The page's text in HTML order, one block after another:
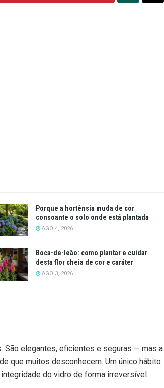
Porque a hortênsia muda de cor
consoante o solo onde está plantada
AGO 4, 2026
Boca-de-leão: como plantar e cuidar
desta flor cheia de cor e caráter
AGO 3, 2026
São elegantes, eficientes e seguras — mas a
que muitos desconhecem. Um único hábito
do vidro de forma irreversível.